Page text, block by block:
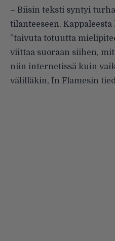
– Biisin teksti syntyi
tilanteeseen.
”taivuta totuutta
viittaa suoraan siihen,
niin internetissä kuin
välilläkin, In Flamesin